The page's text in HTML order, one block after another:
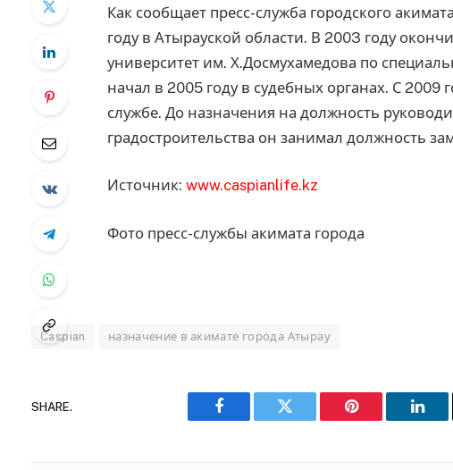
Как сообщает пресс-служба городского
году в Атырауской области. В 2003 году
университет им. Х.Досмухамедова по
начал в 2005 году в судебных органах. С 2009
службе. До назначения на должность
градостроительства он занимал должность
Источник: www.caspianlife.kz
Фото пресс-службы акимата города
Caspian назначение в акимате города Атырау
SHARE.
Facebook Twitter Pinterest